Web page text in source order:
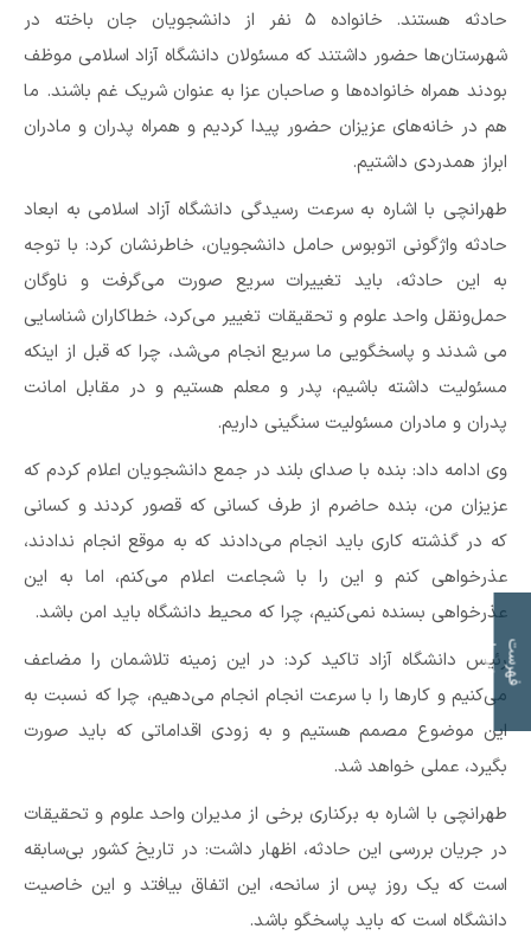
حادثه هستند. خانواده ۵ نفر از دانشجویان جان باخته در
شهرستان‌ها حضور داشتند که مسئولان دانشگاه آزاد اسلامی موظف
بودند همراه خانواده‌ها و صاحبان عزا به عنوان شریک غم باشند. ما
هم در خانه‌های عزیزان حضور پیدا کردیم و همراه پدران و مادران
ابراز همدردی داشتیم.
طهرانچی با اشاره به سرعت رسیدگی دانشگاه آزاد اسلامی به ابعاد
حادثه واژگونی اتوبوس حامل دانشجویان، خاطرنشان کرد: با توجه
به این حادثه، باید تغییرات سریع صورت می‌گرفت و ناوگان
حمل‌ونقل واحد علوم و تحقیقات تغییر می‌کرد، خطاکاران شناسایی
می شدند و پاسخگویی ما سریع انجام می‌شد، چرا که قبل از اینکه
مسئولیت داشته باشیم، پدر و معلم هستیم و در مقابل امانت
پدران و مادران مسئولیت سنگینی داریم.
وی ادامه داد: بنده با صدای بلند در جمع دانشجویان اعلام کردم که
عزیزان من، بنده حاضرم از طرف کسانی که قصور کردند و کسانی‌
که در گذشته کاری باید انجام می‌دادند که به موقع انجام ندادند،
عذرخواهی کنم و این را با شجاعت اعلام می‌کنم، اما به این
عذرخواهی بسنده نمی‌کنیم، چرا که محیط دانشگاه باید امن باشد.
رئیس دانشگاه آزاد تاکید کرد: در این زمینه تلاشمان را مضاعف
می‌کنیم و کارها را با سرعت انجام انجام می‌دهیم، چرا که نسبت به
این موضوع مصمم هستیم و به زودی اقداماتی که باید صورت
بگیرد، عملی خواهد شد.
طهرانچی با اشاره به برکناری برخی از مدیران واحد علوم و تحقیقات
در جریان بررسی این حادثه، اظهار داشت: در تاریخ کشور بی‌سابقه
است که یک روز پس از سانحه، این اتفاق بیافتد و این خاصیت
دانشگاه است که باید پاسخگو باشد.
ف
ه
ر
س
ت
م
و
ض
و
ع
ات